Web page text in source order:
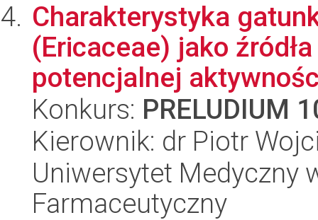
Charakterystyka
(Ericaceae) jako
potencjalnej
Konkurs: PRELUDIUM
Kierownik: dr Piotr
Uniwersytet Medyczny
Farmaceutyczny